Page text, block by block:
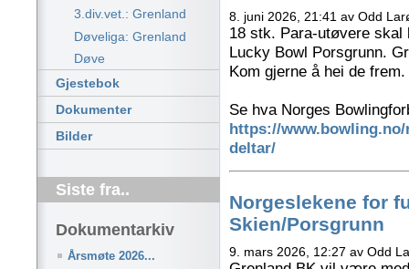
3.div.vet.: Grenland
Døveliga: Grenland
Døve
Gjestebok
Dokumenter
Bilder
Siste fra..
Dokumentarkiv
Årsmøte 2026...
8. juni 2026, 21:41 av Odd
18 stk. Para-utøvere skal
Lucky Bowl Porsgrunn.
Kom gjerne å hei de
Se hva Norges
https://
deltar/
Norgeslekene for
Skien/Porsgrunn
9. mars 2026, 12:27 av Odd